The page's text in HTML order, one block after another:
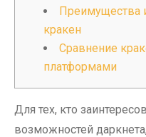
Преимущества
кракен
Сравнение
платформами
Для тех, кто
возможностей